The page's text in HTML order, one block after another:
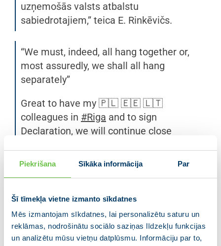
Piekrišana Sīkāka informācija Par
Šī tīmekļa vietne izmanto sīkdatnes
Mēs izmantojam sīkdatnes, lai personalizētu saturu un
reklāmas, nodrošinātu sociālo saziņas līdzekļu funkcijas
un analizētu mūsu vietņu datplūsmu. Informāciju par to,
uzņemošās valsts atbalstu
sabiedrotajiem,” teica E. Rinkēvičs.
“We must, indeed, all hang together or,
most assuredly, we shall all hang
separately”
Great to have my 🇵🇱 🇪🇪 🇱🇹
colleagues in #Riga and to sign
Declaration, we will continue close
transportation and cyber as well as
— Edgars Rinkēvičs (@edgarsrinkevics)
January 31, 2023